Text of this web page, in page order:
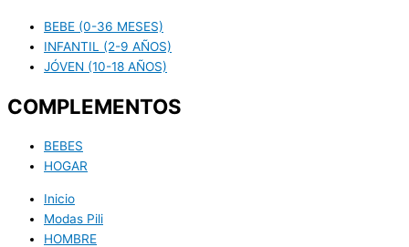
BEBE (0-36 MESES)
INFANTIL (2-9 AÑOS)
JÓVEN (10-18 AÑOS)
COMPLEMENTOS
BEBES
HOGAR
Inicio
Modas Pili
HOMBRE